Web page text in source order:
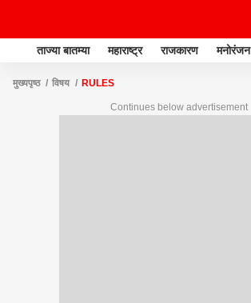
ताज्या बातम्या महाराष्ट्र राजकारण मनोरंजन
मुख्यपृष्ठ विषय RULES
Continues below advertisement